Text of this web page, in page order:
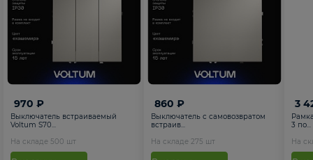
970 ₽
Выключатель встраиваемый
Voltum S70...
На складе 500 шт
860 ₽
Выключатель с самовозвратом
встраив...
На складе 275 шт
3
3 по...
На